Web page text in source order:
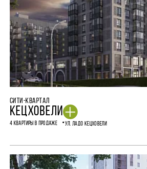
СИТИ-КВАРТАЛ
КЕЦХОВЕЛИ
4 КВАРТИРЫ В ПРОДАЖЕ УЛ. ЛАДО КЕЦХОВЕЛИ